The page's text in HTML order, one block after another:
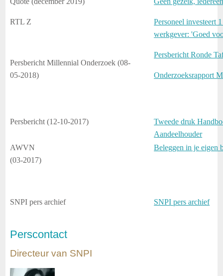
RTL Z
Persbericht Millennial Onderzoek (08-
05-2018)
Personeel investeert
werkgever: 'Goed
Persbericht Ronde
Onderzoeksrapport
Persbericht (12-10-2017)
Tweede druk
Aandeelhouder
AWVN
(03-2017)
Beleggen in je eigen
SNPI pers archief SNPI pers archief
Perscontact
Directeur van SNPI